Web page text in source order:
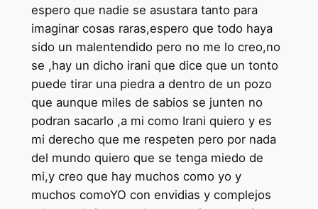
espero que nadie se asustara tanto para
imaginar cosas raras,espero que todo haya
sido un malentendido pero no me lo creo,no
se ,hay un dicho irani que dice que un tonto
puede tirar una piedra a dentro de un pozo
que aunque miles de sabios se junten no
podran sacarlo ,a mi como Irani quiero y es
mi derecho que me respeten pero por nada
del mundo quiero que se tenga miedo de
mi,y creo que hay muchos como yo y
muchos comoYO con envidias y complejos